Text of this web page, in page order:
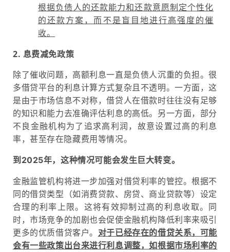
根据负债人的还款能力和还款意愿制定个性化
的还款方案，而不是盲目地进行高强度的催
收。
2. 息费减免政策
除了催收问题，高额利息一直是负债人沉重的负担。很
多借贷平台的利息计算方式复杂且不透明。一方面，这
是由于市场信息不对称，借贷人在借款时往往没有足够
的知识和能力去准确评估利息的高低。 另一方面，部分
不良金融机构为了追求高利润，故意设置过高的利息
率，甚至存在隐藏费用等情况。
到2025年，这种情况可能会发生巨大转变。
金融监管机构将进一步加强对借贷利率的管控。根据不
同的借贷类型（如消费贷款、房贷、商业贷款等）设定
合理的利率上限。这将有效抑制过高的利息收取。同
时，市场竞争的加剧也会促使金融机构降低利率来吸引
更多的优质借贷客户。 对于已经存在的借贷关系，可能
会有一些政策出台来进行利息调整，如根据市场利率的